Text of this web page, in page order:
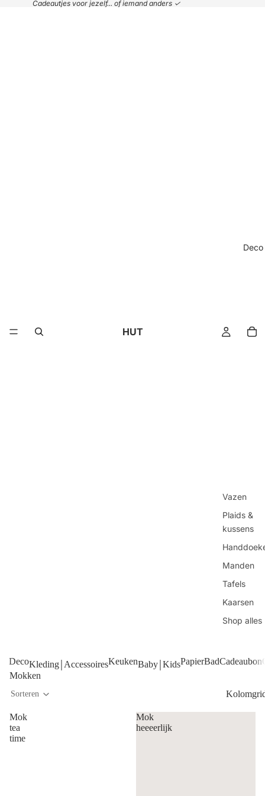
Cadeautjes voor jezelf... of iemand anders ✓
HUT
Deco
Vazen
Plaids &
kussens
Manden
Tafels
Kaarsen
Shop alles
DecoKleding￨AccessoiresKeukenBaby￨KidsPapierBadCadeaubon
Mokken
Sorteren
Mok
tea
time
Mok
heeeerlijk